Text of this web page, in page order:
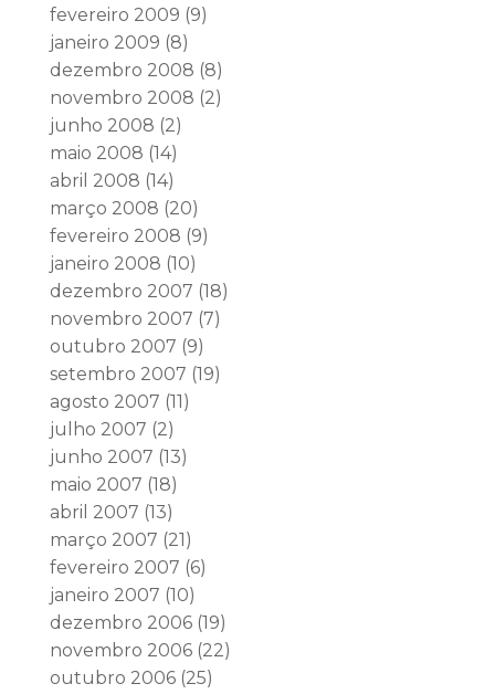
fevereiro 2009 (9)
janeiro 2009 (8)
dezembro 2008 (8)
novembro 2008 (2)
junho 2008 (2)
maio 2008 (14)
abril 2008 (14)
março 2008 (20)
fevereiro 2008 (9)
janeiro 2008 (10)
dezembro 2007 (18)
novembro 2007 (7)
outubro 2007 (9)
setembro 2007 (19)
agosto 2007 (11)
julho 2007 (2)
junho 2007 (13)
maio 2007 (18)
abril 2007 (13)
março 2007 (21)
fevereiro 2007 (6)
janeiro 2007 (10)
dezembro 2006(19)
novembro 2006(22)
outubro 2006(25)